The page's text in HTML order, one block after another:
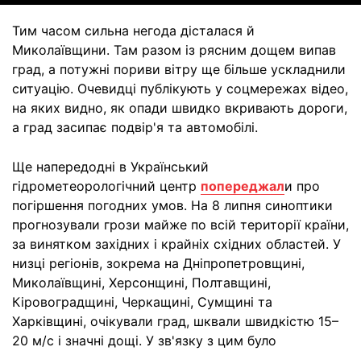
Тим часом сильна негода дісталася й
Миколаївщини. Там разом із рясним дощем випав
град, а потужні пориви вітру ще більше ускладнили
ситуацію. Очевидці публікують у соцмережах відео,
на яких видно, як опади швидко вкривають дороги,
а град засипає подвір'я та автомобілі.
Ще напередодні в Український
гідрометеорологічний центр попереджали про
погіршення погодних умов. На 8 липня синоптики
прогнозували грози майже по всій території країни,
за винятком західних і крайніх східних областей. У
низці регіонів, зокрема на Дніпропетровщині,
Миколаївщині, Херсонщині, Полтавщині,
Кіровоградщині, Черкащині, Сумщині та
Харківщині, очікували град, шквали швидкістю 15–
20 м/с і значні дощі. У зв'язку з цим було